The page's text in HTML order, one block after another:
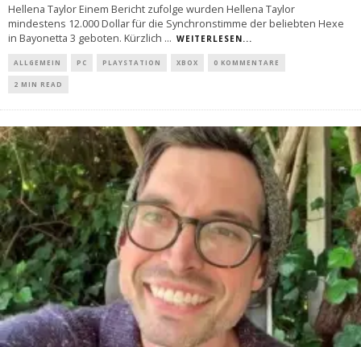
Hellena Taylor Einem Bericht zufolge wurden Hellena Taylor
mindestens 12.000 Dollar für die Synchronstimme der beliebten Hexe
in Bayonetta 3 geboten. Kürzlich ... WEITERLESEN...
ALLGEMEIN PC PLAYSTATION XBOX 0 KOMMENTARE
2 MIN READ